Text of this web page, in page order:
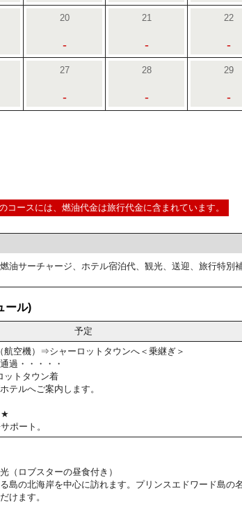
20
-
21
-
22
-
27
-
28
-
29
-
ースには、燃油代金は旅行代金に含まれています。
油サーチャージ、ホテル宿泊代、観光、送迎、旅行特別
ール)
予定
航空機）⇒シャーロットタウンへ＜乗継ぎ＞
過・・・・・
ットタウン着
テルへご案内します。
ポート。
（ロブスターの昼食付き）
島の北海岸を中心に訪れます。プリンスエドワード島の
けます。